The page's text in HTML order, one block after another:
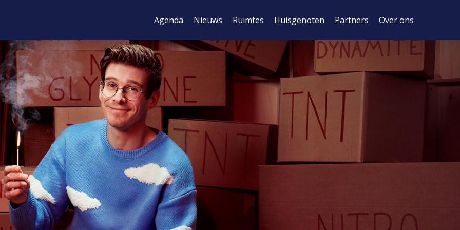
Agenda Nieuws Ruimtes Huisgenoten Partners Over ons